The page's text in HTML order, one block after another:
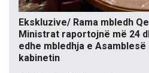
Ekskluzive/ Rama mbledh
Ministrat raportojnë më 24
edhe mbledhja e
kabinetin